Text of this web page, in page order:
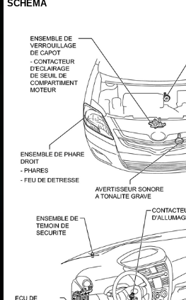
SCHEMA